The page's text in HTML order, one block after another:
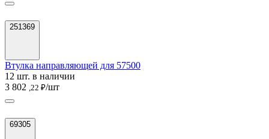
251369
Втулка направляющей для 57500
12 шт. в наличии
3 802 ,22 ₽/шт
69305